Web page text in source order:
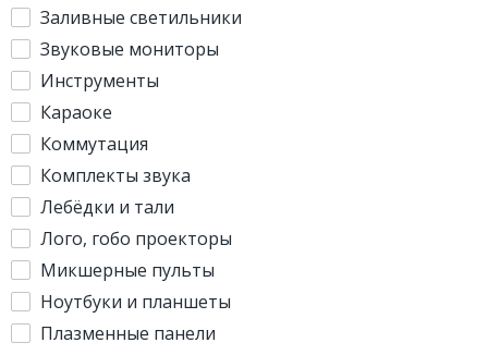
Заливные светильники
Звуковые мониторы
Инструменты
Караоке
Коммутация
Комплекты звука
Лебёдки и тали
Лого, гобо проекторы
Микшерные пульты
Ноутбуки и планшеты
Плазменные панели